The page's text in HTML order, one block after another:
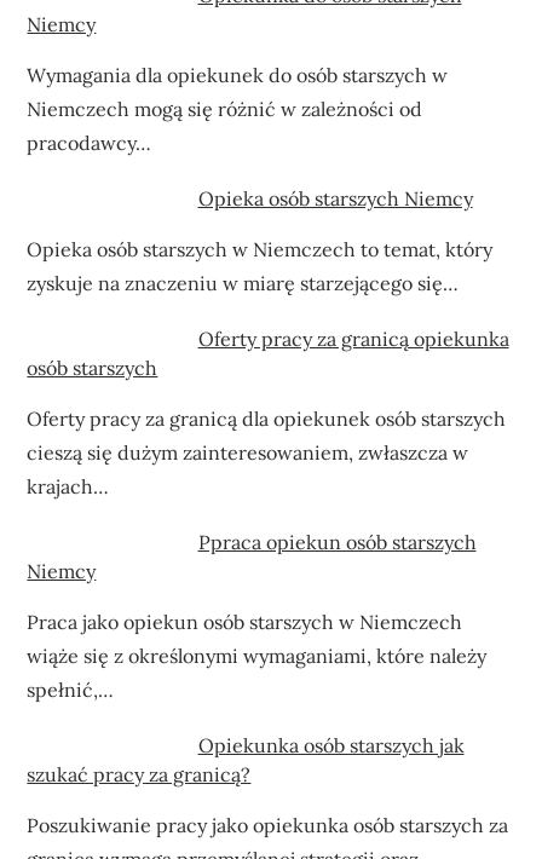
Niemcy
Wymagania dla opiekunek do osób starszych w
Niemczech mogą się różnić w zależności od
pracodawcy…
Opieka osób starszych Niemcy
Opieka osób starszych w Niemczech to temat, który
zyskuje na znaczeniu w miarę starzejącego się…
Oferty pracy za granicą opiekunka
osób starszych
Oferty pracy za granicą dla opiekunek osób starszych
cieszą się dużym zainteresowaniem, zwłaszcza w
krajach…
Ppraca opiekun osób starszych
Niemcy
Praca jako opiekun osób starszych w Niemczech
wiąże się z określonymi wymaganiami, które należy
spełnić,…
Opiekunka osób starszych jak
szukać pracy za granicą?
Poszukiwanie pracy jako opiekunka osób starszych za